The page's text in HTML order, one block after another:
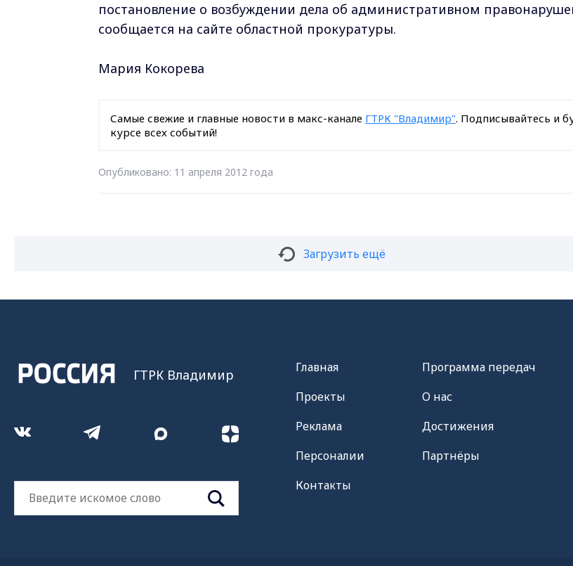
постановление о возбуждении дела об административном
сообщается на сайте областной прокуратуры.
Мария Кокорева
Самые свежие и главные новости в макс-канале ГТРК "Владимир". Подписывайтесь и
курсе всех событий!
Опубликовано: 11 апреля 2012 года
Загрузить ещё
ГТРК Владимир
Главная
Проекты
Реклама
Персоналии
Контакты
Программа передач
О нас
Достижения
Партнёры